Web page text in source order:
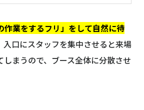
作業をするフリ」をして自然に待
入口にスタッフを集中させると来場
しまうので、ブース全体に分散させ